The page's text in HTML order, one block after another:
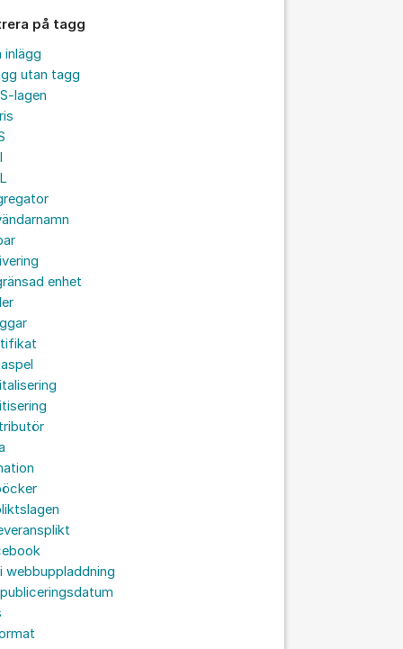
på tagg
inlägg
utan tagg
lagen
enhet
webbuppladdning